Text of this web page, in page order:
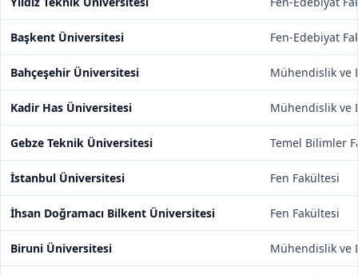
Başkent Üniversitesi Fen-Edebiyat
Bahçeşehir Üniversitesi Mühendislik ve
Kadir Has Üniversitesi Mühendislik ve
Gebze Teknik Üniversitesi Temel Bilimler
İstanbul Üniversitesi Fen Fakültesi
İhsan Doğramacı Bilkent Üniversitesi Fen Fakültesi
Biruni Üniversitesi Mühendislik ve